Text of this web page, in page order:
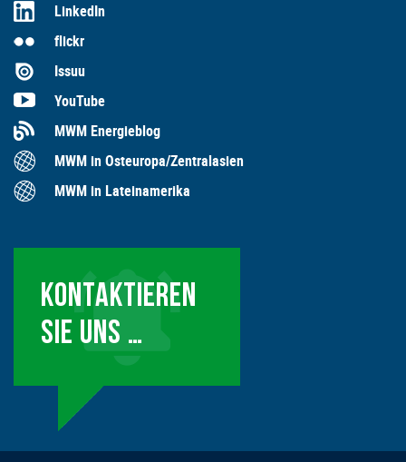
LinkedIn
flickr
Issuu
YouTube
MWM Energieblog
MWM in Osteuropa/Zentralasien
MWM in Lateinamerika
KONTAKTIEREN
SIE UNS …